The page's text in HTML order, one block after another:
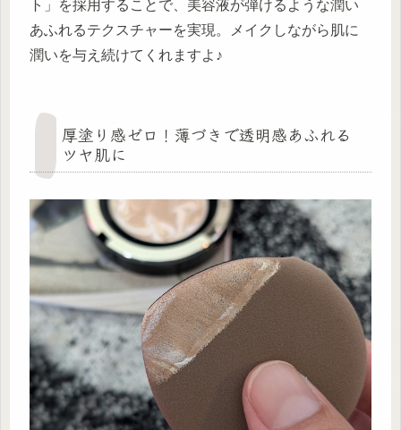
ト」を採用することで、美容液が弾けるような潤い
あふれるテクスチャーを実現。メイクしながら肌に
潤いを与え続けてくれますよ♪
厚塗り感ゼロ！薄づきで透明感あふれる
ツヤ肌に